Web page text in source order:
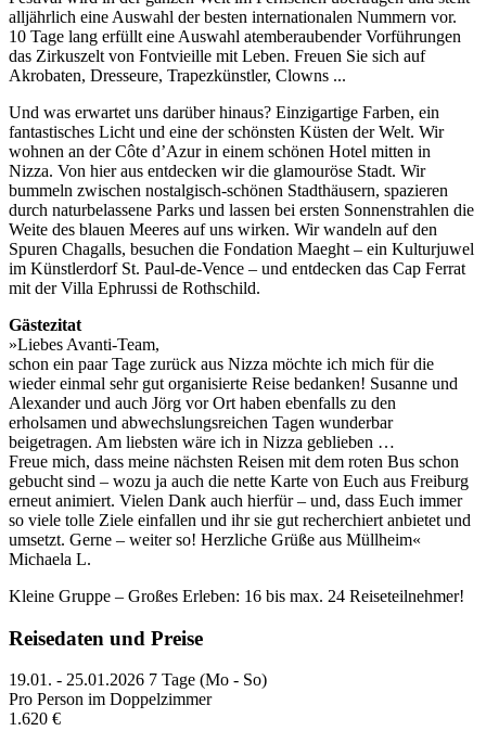
alljährlich eine Auswahl der besten internationalen Nummern vor.
10 Tage lang erfüllt eine Auswahl atemberaubender Vorführungen
das Zirkuszelt von Fontvieille mit Leben. Freuen Sie sich auf
Akrobaten, Dresseure, Trapezkünstler, Clowns ...
Und was erwartet uns darüber hinaus? Einzigartige Farben, ein
fantastisches Licht und eine der schönsten Küsten der Welt. Wir
wohnen an der Côte d’Azur in einem schönen Hotel mitten in
Nizza. Von hier aus entdecken wir die glamouröse Stadt. Wir
bummeln zwischen nostalgisch-schönen Stadthäusern, spazieren
durch naturbelassene Parks und lassen bei ersten Sonnenstrahlen die
Weite des blauen Meeres auf uns wirken. Wir wandeln auf den
Spuren Chagalls, besuchen die Fondation Maeght – ein Kulturjuwel
im Künstlerdorf St. Paul-de-Vence – und entdecken das Cap Ferrat
mit der Villa Ephrussi de Rothschild.
Gästezitat
»Liebes Avanti-Team,
schon ein paar Tage zurück aus Nizza möchte ich mich für die
wieder einmal sehr gut organisierte Reise bedanken! Susanne und
Alexander und auch Jörg vor Ort haben ebenfalls zu den
erholsamen und abwechslungsreichen Tagen wunderbar
beigetragen. Am liebsten wäre ich in Nizza geblieben …
Freue mich, dass meine nächsten Reisen mit dem roten Bus schon
gebucht sind – wozu ja auch die nette Karte von Euch aus Freiburg
erneut animiert. Vielen Dank auch hierfür – und, dass Euch immer
so viele tolle Ziele einfallen und ihr sie gut recherchiert anbietet und
umsetzt. Gerne – weiter so! Herzliche Grüße aus Müllheim«
Michaela L.
Kleine Gruppe – Großes Erleben: 16 bis max. 24 Reiseteilnehmer!
Reisedaten und Preise
19.01. - 25.01.2026 7 Tage (Mo - So)
Pro Person im Doppelzimmer
1.620 €